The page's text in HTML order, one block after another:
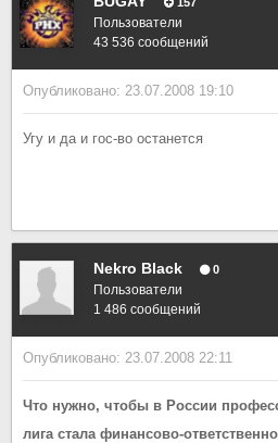
Пользователи
43 536 сообщений
Опубликовано: 23.07.2008 19:10
Угу и да и гос-во останется
Nekro Black 0
Пользователи
1 486 сообщений
Опубликовано: 23.07.2008 22:11
Что нужно, чтобы в России
лига стала финансово-